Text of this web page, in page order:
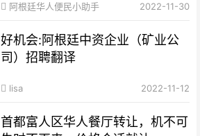
阿根廷华人便民小助手 2022-11-30
好机会:阿根廷中资企业（矿业公
司）招聘翻译
lisa 2022-11-12
首都富人区华人餐厅转让，机不可